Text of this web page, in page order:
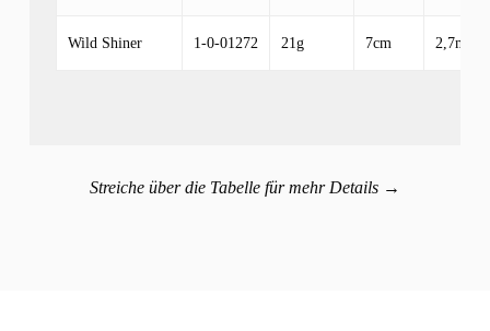
Wild Shiner 1-0-01272 21g 7cm 2,7m-
Streiche über die Tabelle für mehr Details →